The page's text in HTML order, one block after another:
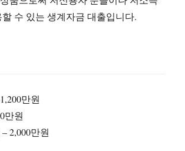
수 있는 생계자금 대출입니다.
만원
만원
2,000만원